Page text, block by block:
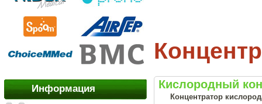
Информация Кислородный
Концентратор